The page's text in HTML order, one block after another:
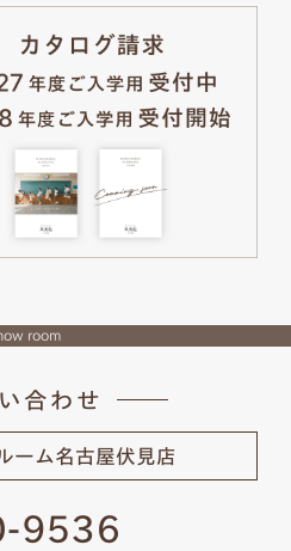
room
合わせ
ーム名古屋伏見店
9536